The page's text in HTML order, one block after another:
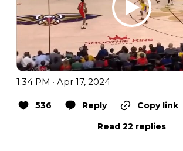
1:34 PM · Apr 17, 2024
536 Reply
Copy link
Read 22 replies